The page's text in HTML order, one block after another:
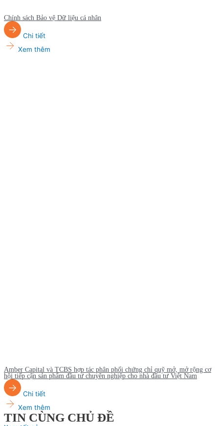
Chính sách Bảo vệ Dữ liệu cá nhân
Chi tiết
Xem thêm
Amber Capital và TCBS hợp tác phân phối chứng chỉ quỹ mở, mở rộng cơ
hội tiếp cận sản phẩm đầu tư chuyên nghiệp cho nhà đầu tư Việt Nam
Chi tiết
Xem thêm
TIN CÙNG CHỦ ĐỀ